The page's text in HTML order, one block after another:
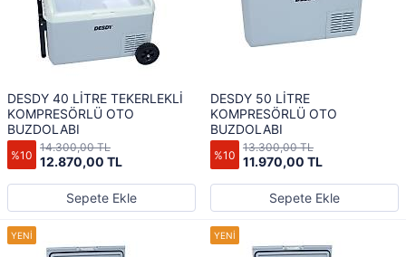
DESDY 40 LİTRE TEKERLEKLİ
KOMPRESÖRLÜ OTO
BUZDOLABI
%10 12.870,00 TL
14.300,00 TL
Sepete Ekle
DESDY 50 LİTRE
KOMPRESÖRLÜ OTO
BUZDOLABI
%10 11.970,00 TL
13.300,00 TL
Sepete Ekle